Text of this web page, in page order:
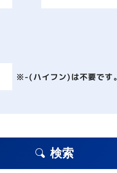
※-(ハイフン)は不要です。
検索